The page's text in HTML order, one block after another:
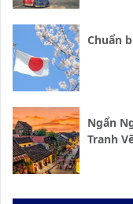
Chuẩn
Ngẩn
Tranh